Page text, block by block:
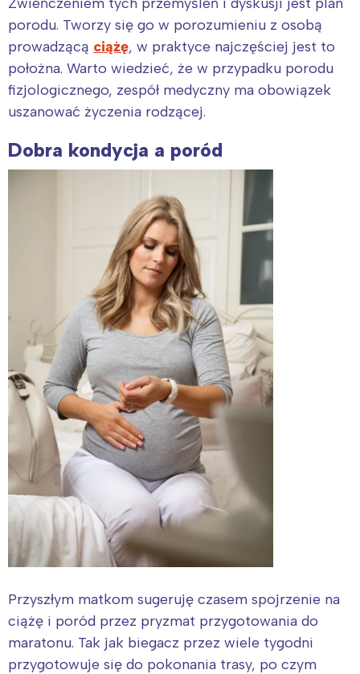
porodu. Tworzy się go w porozumieniu z osobą
prowadzącą ciążę, w praktyce najczęściej jest to
położna. Warto wiedzieć, że w przypadku porodu
fizjologicznego, zespół medyczny ma obowiązek
uszanować życzenia rodzącej.
Dobra kondycja a poród
Przyszłym matkom sugeruję czasem spojrzenie na
ciążę i poród przez pryzmat przygotowania do
maratonu. Tak jak biegacz przez wiele tygodni
przygotowuje się do pokonania trasy, po czym